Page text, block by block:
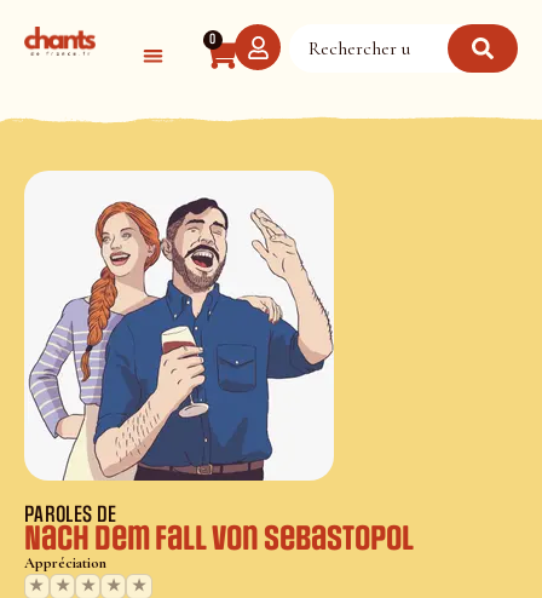
0
PAROLES DE
Nach dem Fall von Sebastopol
Appréciation
★
★ ★ ★ ★